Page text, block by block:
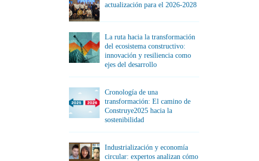
actualización para el 2026-2028
La ruta hacia la transformación
del ecosistema constructivo:
innovación y resiliencia como
ejes del desarrollo
Cronología de una
transformación: El camino de
Construye2025 hacia la
sostenibilidad
Industrialización y economía
circular: expertos analizan cómo